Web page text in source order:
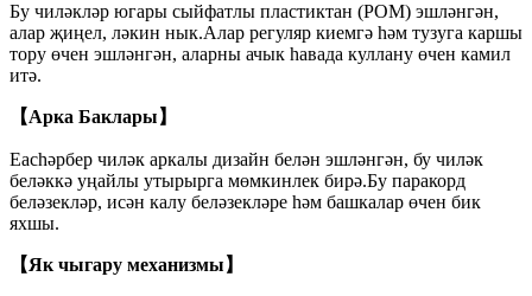
Бу чиләкләр югары сыйфатлы пластиктан (POM) эшләнгән,
алар җиңел, ләкин нык.Алар регуляр киемгә һәм тузуга каршы
тору өчен эшләнгән, аларны ачык һавада куллану өчен камил
итә.
【Арка Баклары】
Eachәрбер чиләк аркалы дизайн белән эшләнгән, бу чиләк
беләккә уңайлы утырырга мөмкинлек бирә.Бу паракорд
беләзекләр, исән калу беләзекләре һәм башкалар өчен бик
яхшы.
【Як чыгару механизмы】